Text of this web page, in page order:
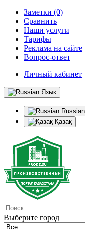
Заметки (0)
Сравнить
Наши услуги
Тарифы
Реклама на сайте
Вопрос-ответ
Личный кабинет
Язык
Russian
Қазақ
Выберите город